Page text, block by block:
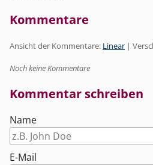
Kommentare
Ansicht der Kommentare: Linear |
Noch keine Kommentare
Kommentar schreiben
Name
E-Mail